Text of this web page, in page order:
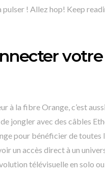
pulser ! Allez hop! Keep
à la fibre Orange, c’est
jongler avec des câbles
pour bénéficier de
un accès direct à un
télévisuelle en solo